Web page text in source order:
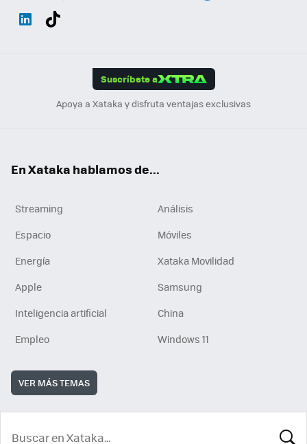
Suscríbete a
Apoya a Xataka y disfruta ventajas exclusivas
En Xataka hablamos de...
Streaming
Análisis
Espacio
Móviles
Energía
Xataka Movilidad
Apple
Samsung
Inteligencia artificial
China
Empleo
Windows 11
VER MÁS TEMAS